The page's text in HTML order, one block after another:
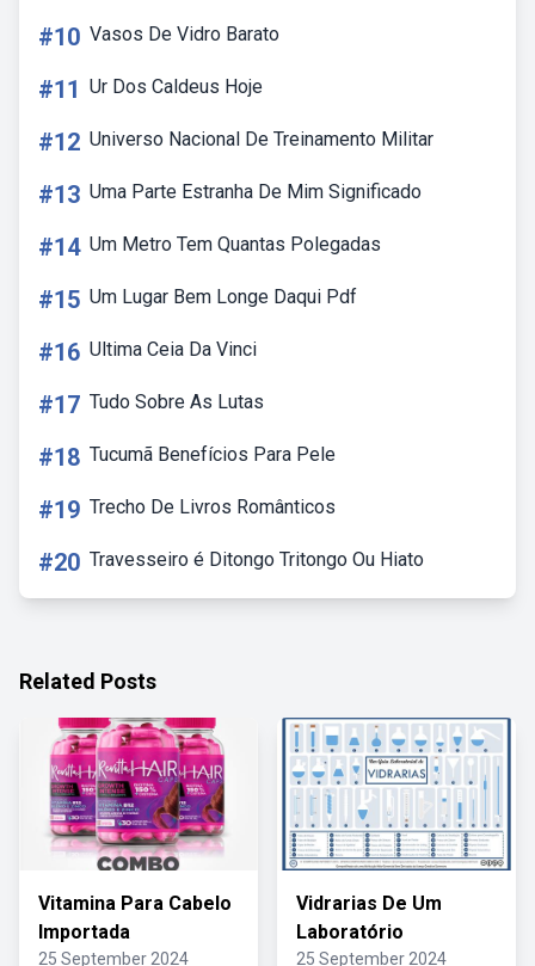
#10 Vasos De Vidro Barato
#11 Ur Dos Caldeus Hoje
#12 Universo Nacional De Treinamento Militar
#13 Uma Parte Estranha De Mim Significado
#14 Um Metro Tem Quantas Polegadas
#15 Um Lugar Bem Longe Daqui Pdf
#16 Ultima Ceia Da Vinci
#17 Tudo Sobre As Lutas
#18 Tucumã Benefícios Para Pele
#19 Trecho De Livros Românticos
#20 Travesseiro é Ditongo Tritongo Ou Hiato
Related Posts
Vitamina Para Cabelo
Importada
25 September 2024
Vidrarias De Um
Laboratório
25 September 2024